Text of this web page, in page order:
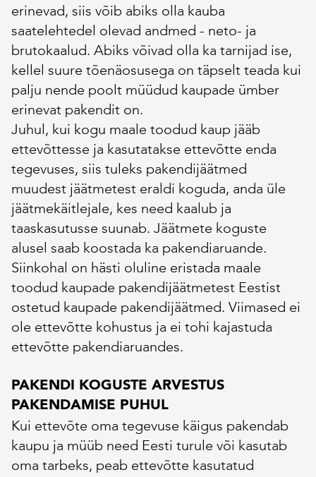
erinevad, siis võib abiks olla kauba
saatelehtedel olevad andmed - neto- ja
brutokaalud. Abiks võivad olla ka tarnijad ise,
kellel suure tõenäosusega on täpselt teada kui
palju nende poolt müüdud kaupade ümber
erinevat pakendit on.
Juhul, kui kogu maale toodud kaup jääb
ettevõttesse ja kasutatakse ettevõtte enda
tegevuses, siis tuleks pakendijäätmed
muudest jäätmetest eraldi koguda, anda üle
jäätmekäitlejale, kes need kaalub ja
taaskasutusse suunab. Jäätmete koguste
alusel saab koostada ka pakendiaruande.
Siinkohal on hästi oluline eristada maale
toodud kaupade pakendijäätmetest Eestist
ostetud kaupade pakendijäätmed. Viimased ei
ole ettevõtte kohustus ja ei tohi kajastuda
ettevõtte pakendiaruandes.
PAKENDI KOGUSTE ARVESTUS
PAKENDAMISE PUHUL
Kui ettevõte oma tegevuse käigus pakendab
kaupu ja müüb need Eesti turule või kasutab
oma tarbeks, peab ettevõtte kasutatud